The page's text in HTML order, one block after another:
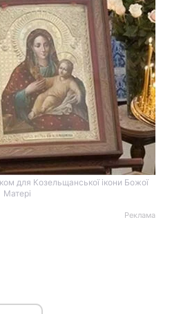
для Козельщанської ікони Божої
Матері
Реклама